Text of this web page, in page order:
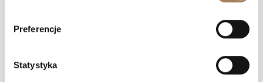
Preferencje
Statystyka